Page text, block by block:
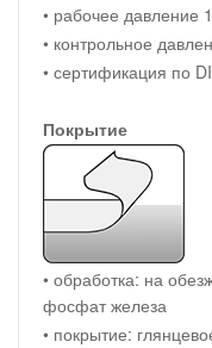
• рабочее давление
• контрольное
• сертификация по
Покрытие
• обработка: на
фосфат железа
• покрытие: